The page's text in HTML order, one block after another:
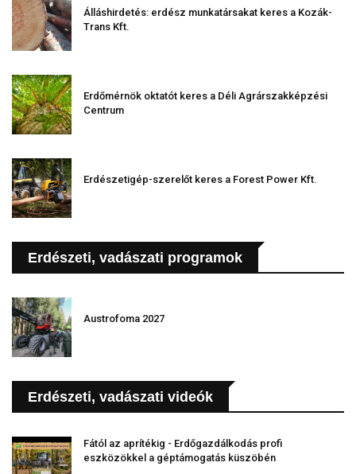
Álláshirdetés: erdész munkatársakat keres a Kozák-
Trans Kft.
Erdőmérnök oktatót keres a Déli Agrárszakképzési
Centrum
Erdészetigép-szerelőt keres a Forest Power Kft.
Erdészeti, vadászati programok
Austrofoma 2027
Erdészeti, vadászati videók
Fától az aprítékig - Erdőgazdálkodás profi
eszközökkel a géptámogatás küszöbén